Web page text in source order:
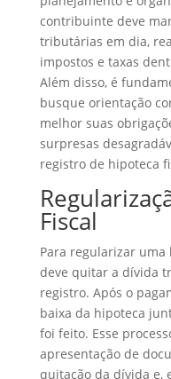
contribuinte deve
tributárias em dia,
impostos e taxas
Além disso, é
busque orientação
melhor suas
surpresas
registro de hipoteca
Fiscal
Para regularizar
deve quitar a dívida
registro. Após o
baixa da hipoteca
foi feito. Esse
apresentação de
quitação da dívida e,